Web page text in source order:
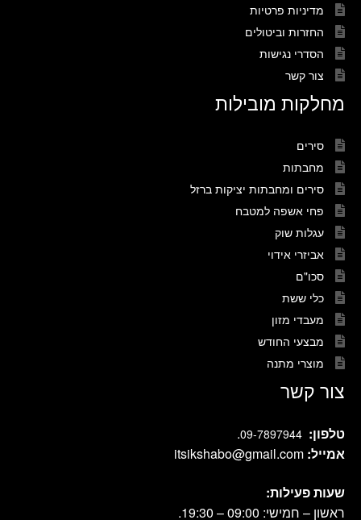
מדיניות פרטיות
החזרות וביטולים
הסדרי נגישות
צור קשר
מחלקות מובילות
סירים
מחבתות
סירים ומחבתות יציקות ברזל
פחי אשפה למטבח
עגלות שוק
אביזרי אידוי
סכו"ם
כלי ששת
מעבדי מזון
מבצעי החודש
מוצרי מתנה
צור קשר
טלפון: 09-7897944
.
אמייל: itsikshabo@gmail.com
שעות פעילות:
ראשון – חמישי: 09:00 – 19:30.